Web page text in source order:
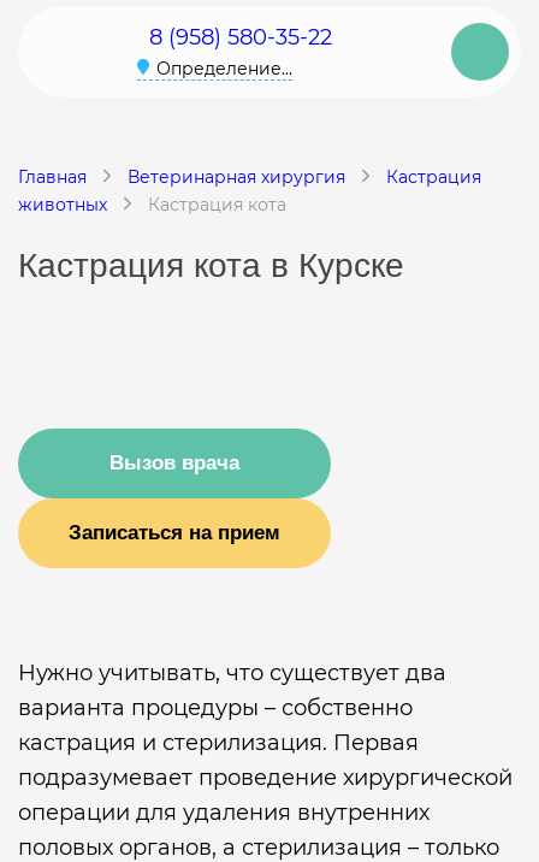
8 (958) 580-35-22
Определение...
Главная Ветеринарная хирургия
Кастрация
животных
Кастрация кота
Кастрация кота в Курске
Вызов врача
Записаться на прием
Нужно учитывать, что существует два
варианта процедуры – собственно
кастрация и стерилизация. Первая
подразумевает проведение хирургической
операции для удаления внутренних
половых органов, а стерилизация – только